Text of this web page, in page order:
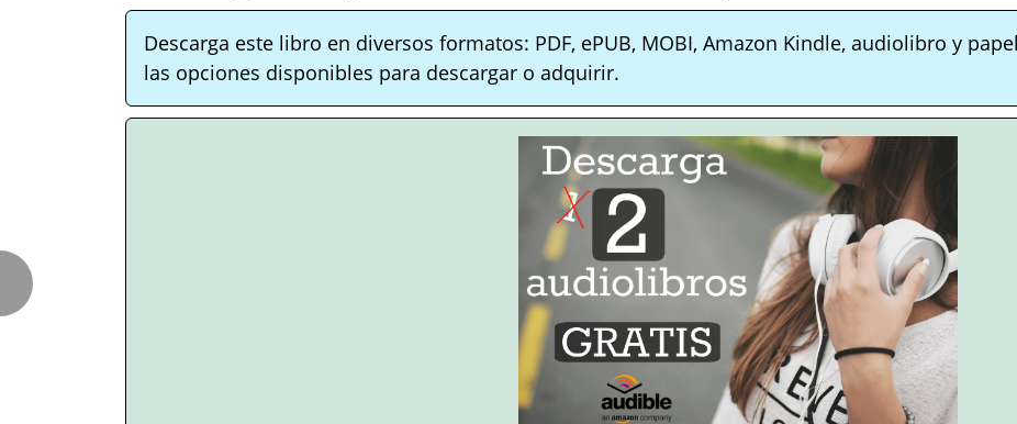
Descarga este libro en diversos formatos: PDF, ePUB, MOBI, Amazon Kindle, audiolibro y
las opciones disponibles para descargar o adquirir.